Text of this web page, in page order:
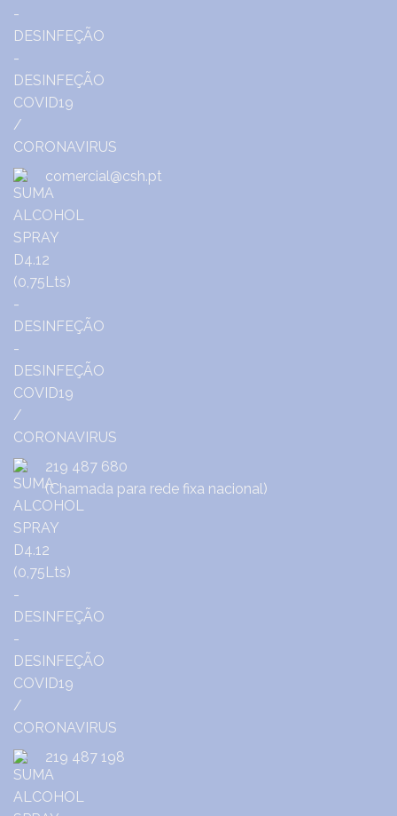
comercial@csh.pt
219 487 680
(Chamada para rede fixa nacional)
219 487 198